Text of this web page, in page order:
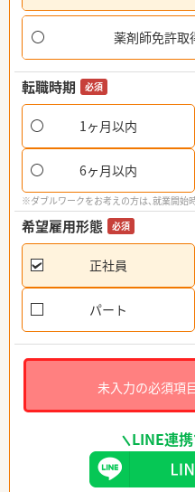
薬剤師免許取
転職時期 必須
1ヶ月以内
6ヶ月以内
※ダブルワークをお考えの方は、就業開始
希望雇用形態 必須
正社員
パート
未入力の必須項
LINE連携